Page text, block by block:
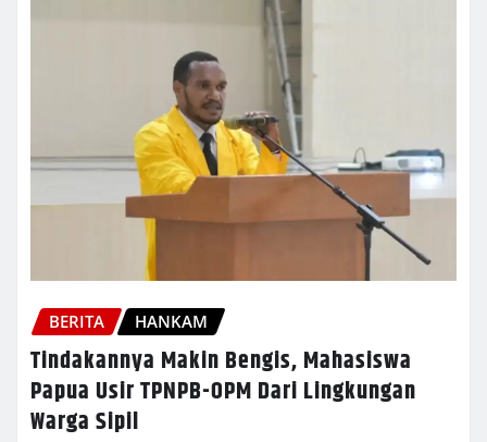
BERITA HANKAM
Tindakannya Makin Bengis, Mahasiswa
Papua Usir TPNPB-OPM Dari Lingkungan
Warga Sipil